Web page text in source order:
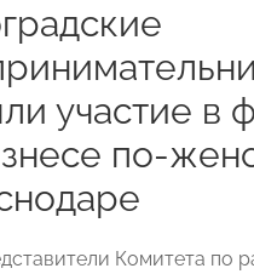
участие в
по-
Комитета по